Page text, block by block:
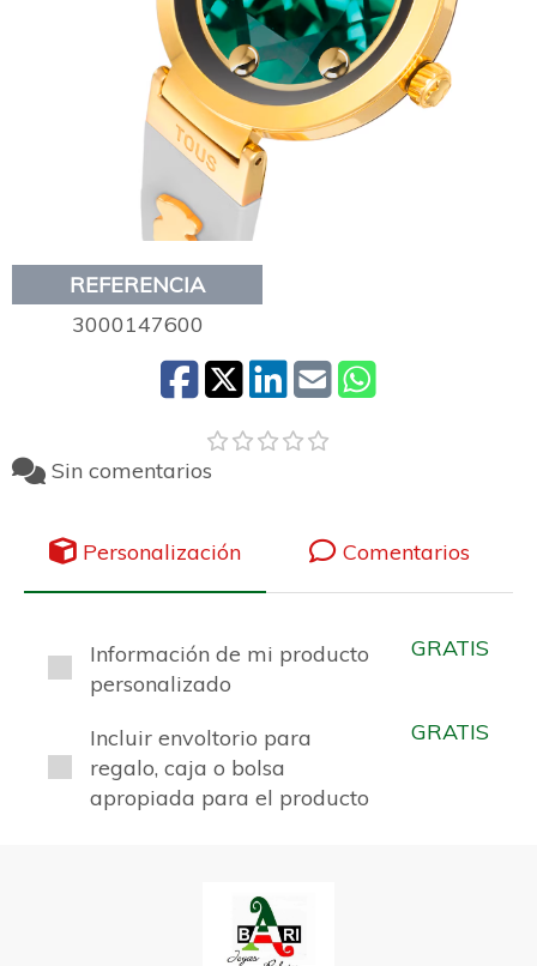
REFERENCIA
3000147600
Sin comentarios
Personalización Comentarios
Información de mi producto
personalizado
GRATIS
Incluir envoltorio para
regalo, caja o bolsa
apropiada para el producto
GRATIS